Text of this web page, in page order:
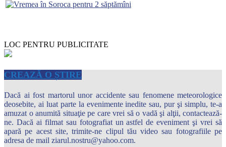
LOC PENTRU PUBLICITATE
CREAZĂ O ȘTIRE
Dacă ai fost martorul unor accidente sau fenomene meteorologice
deosebite, ai luat parte la evenimente inedite sau, pur şi simplu, te-a
amuzat o anumită situaţie pe care vrei să o vadă şi alţii, contactează-
ne. Dacă ai filmat sau fotografiat un astfel de eveniment şi vrei să
apară pe acest site, trimite-ne clipul tău video sau fotografiile pe
adresa de mail ziarul.nostru@yahoo.com.